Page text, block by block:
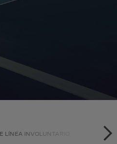
LÍNEA INVOLUNTARIO